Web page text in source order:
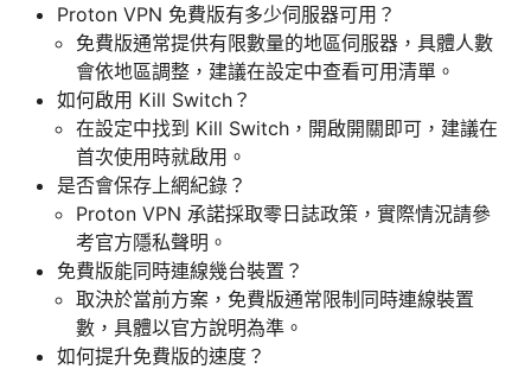
Proton VPN 免費版有多少伺服器可用？
免費版通常提供有限數量的地區伺服器，具體人數
會依地區調整，建議在設定中查看可用清單。
如何啟用 Kill Switch？
在設定中找到 Kill Switch，開啟開關即可，建議在
首次使用時就啟用。
是否會保存上網紀錄？
Proton VPN 承諾採取零日誌政策，實際情況請參
考官方隱私聲明。
免費版能同時連線幾台裝置？
取決於當前方案，免費版通常限制同時連線裝置
數，具體以官方說明為準。
如何提升免費版的速度？